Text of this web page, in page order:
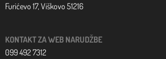
Furićevo 17, Viškovo 51216
KONTAKT ZA WEB NARUDŽBE
099 492 7312